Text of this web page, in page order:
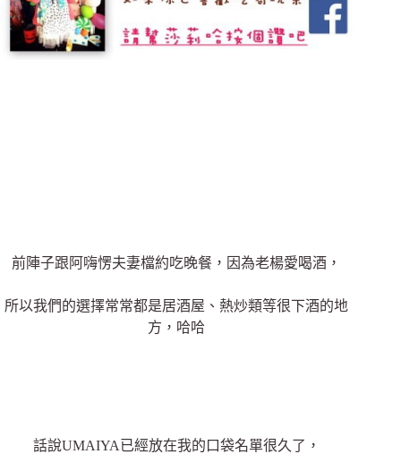
前陣子跟阿嗨愣夫妻檔約吃晚餐，因為老楊愛喝酒，
所以我們的選擇常常都是居酒屋、熱炒類等很下酒的地
方，哈哈
話說UMAIYA 已經放在我的口袋名單很久了，